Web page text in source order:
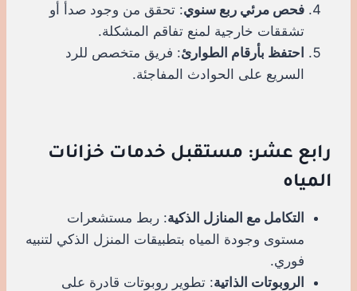
فحص مرئي ربع سنوي: تحقق من وجود صدأ أو
تشققات خارجية لمنع تفاقم المشكلة.
احتفظ بأرقام الطوارئ: فريق متخصص للرد
السريع على الحوادث المفاجئة.
رابع عشر: مستقبل خدمات خزانات
المياه
التكامل مع المنازل الذكية: ربط مستشعرات
مستوى وجودة المياه بتطبيقات المنزل الذكي لتنبيه
فوري.
الروبوتات الذاتية: تطوير روبوتات قادرة على